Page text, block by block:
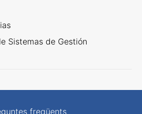
Sistemas de Gestión
freqüents